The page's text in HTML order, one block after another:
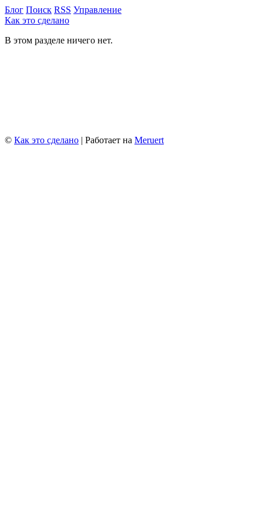
Блог Поиск RSS Управление
Как это сделано
В этом разделе ничего нет.
© Как это сделано | Работает на Meruert